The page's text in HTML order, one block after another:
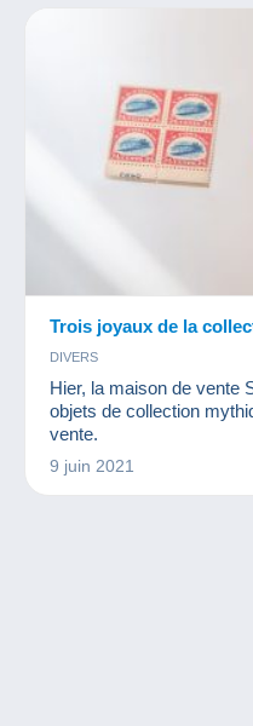
Trois joyaux de la
DIVERS
Hier, la maison de vente
objets de collection
vente.
9 juin 2021